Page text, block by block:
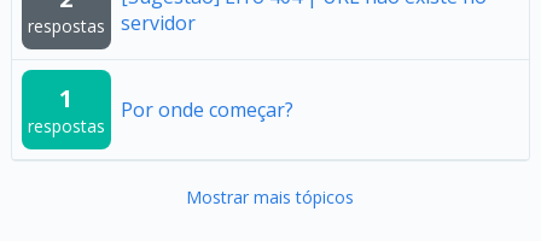
respostas
servidor
1
respostas
Por onde começar?
Mostrar mais tópicos